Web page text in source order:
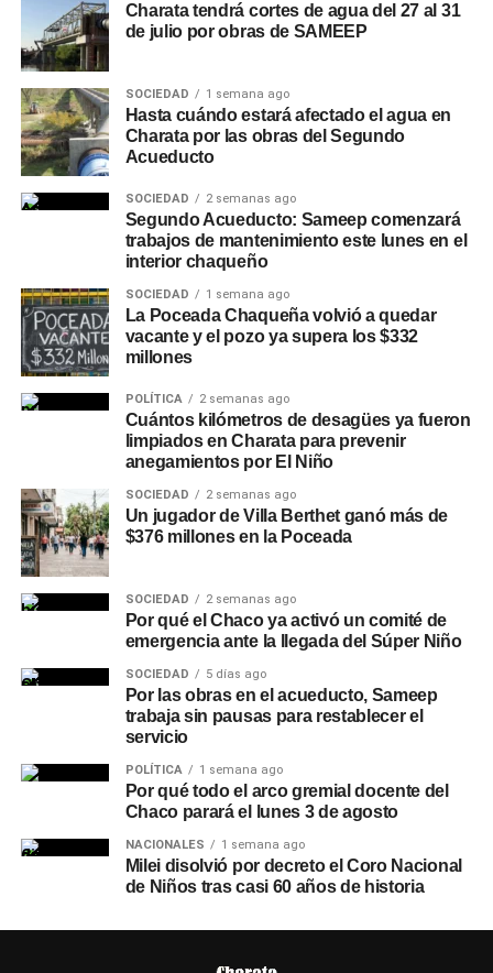
Charata tendrá cortes de agua del 27 al 31
de julio por obras de SAMEEP
SOCIEDAD 1 semana ago
Hasta cuándo estará afectado el agua en
Charata por las obras del Segundo
Acueducto
SOCIEDAD 2 semanas ago
Segundo Acueducto: Sameep comenzará
trabajos de mantenimiento este lunes en el
interior chaqueño
SOCIEDAD 1 semana ago
La Poceada Chaqueña volvió a quedar
vacante y el pozo ya supera los $332
millones
POLÍTICA 2 semanas ago
Cuántos kilómetros de desagües ya fueron
limpiados en Charata para prevenir
anegamientos por El Niño
SOCIEDAD 2 semanas ago
Un jugador de Villa Berthet ganó más de
$376 millones en la Poceada
SOCIEDAD 2 semanas ago
Por qué el Chaco ya activó un comité de
emergencia ante la llegada del Súper Niño
SOCIEDAD 5 días ago
Por las obras en el acueducto, Sameep
trabaja sin pausas para restablecer el
servicio
POLÍTICA 1 semana ago
Por qué todo el arco gremial docente del
Chaco parará el lunes 3 de agosto
NACIONALES 1 semana ago
Milei disolvió por decreto el Coro Nacional
de Niños tras casi 60 años de historia